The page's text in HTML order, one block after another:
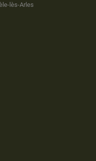
lès-Arles